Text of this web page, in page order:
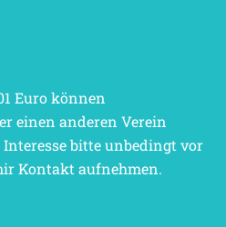
Euro können
einen anderen Verein
bitte unbedingt vor
Kontakt aufnehmen.